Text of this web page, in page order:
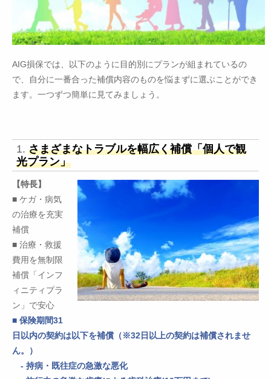
AIG損保では、以下のように目的別にプランが組まれているの
で、自分に一番合った補償内容のものを悩まずに選ぶことができ
ます。一つずつ簡単に見てみましょう。
1.さまざまなトラブルを幅広く補償「個人で観
光プラン」
【特長】
■ ケガ・病気
の治療を充実
補償
■ 治療・救援
費用を無制限
補償「インフ
ィニティプラ
ン」で安心
■ 保険期間31
日以内の契約は以下を補償（※32日以上の契約は補償されませ
ん。）
- 持病・既往症の急激な悪化